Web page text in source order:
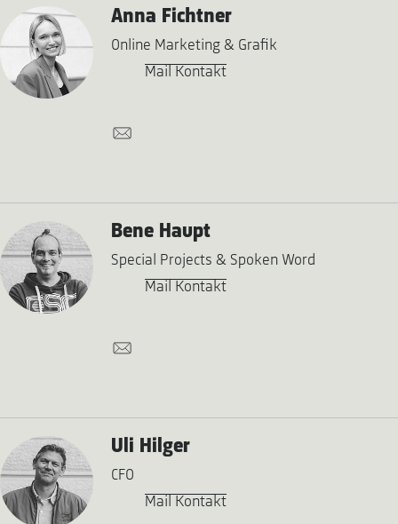
Anna Fichtner
Online Marketing & Grafik
Mail Kontakt
Bene Haupt
Special Projects & Spoken Word
Mail Kontakt
Uli Hilger
CFO
Mail Kontakt